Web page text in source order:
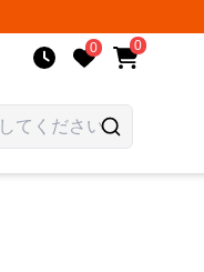
0 0